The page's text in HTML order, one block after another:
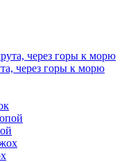
через горы к морю